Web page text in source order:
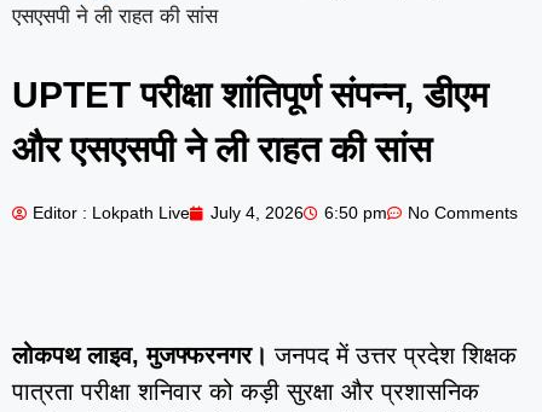
एसएसपी ने ली राहत की सांस
UPTET परीक्षा शांतिपूर्ण संपन्न, डीएम
और एसएसपी ने ली राहत की सांस
Editor : Lokpath Live July 4, 2026 6:50 pm No Comments
लोकपथ लाइव, मुजफ्फरनगर। जनपद में उत्तर प्रदेश शिक्षक
पात्रता परीक्षा शनिवार को कड़ी सुरक्षा और प्रशासनिक